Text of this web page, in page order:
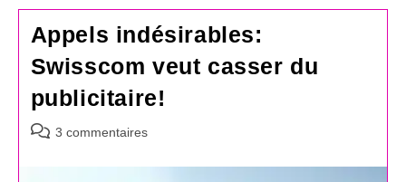
Appels indésirables:
Swisscom veut casser du
publicitaire!
Commentaires
3 commentaires